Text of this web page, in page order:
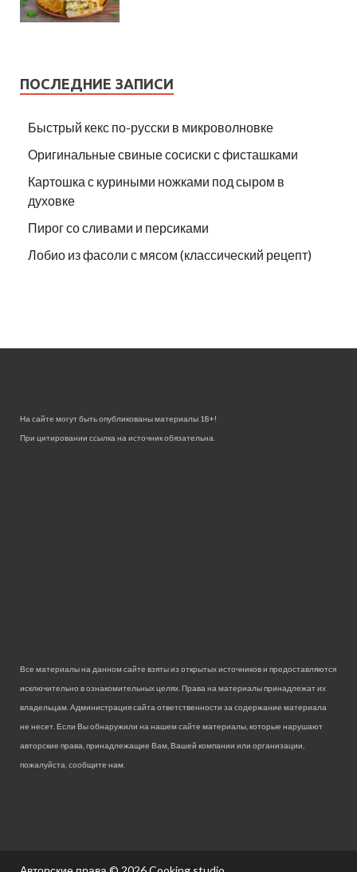
ПОСЛЕДНИЕ ЗАПИСИ
Быстрый кекс по-русски в микроволновке
Оригинальные свиные сосиски с фисташками
Картошка с куриными ножками под сыром в
духовке
Пирог со сливами и персиками
Лобио из фасоли с мясом (классический рецепт)
На сайте могут быть опубликованы материалы 18+!
При цитировании ссылка на источник обязательна.
Все материалы на данном сайте взяты из открытых источников и предоставляются
исключительно в ознакомительных целях. Права на материалы принадлежат их
владельцам. Администрация сайта ответственности за содержание материала
не несет. Если Вы обнаружили на нашем сайте материалы, которые нарушают
авторские права, принадлежащие Вам, Вашей компании или организации,
пожалуйста, сообщите нам.